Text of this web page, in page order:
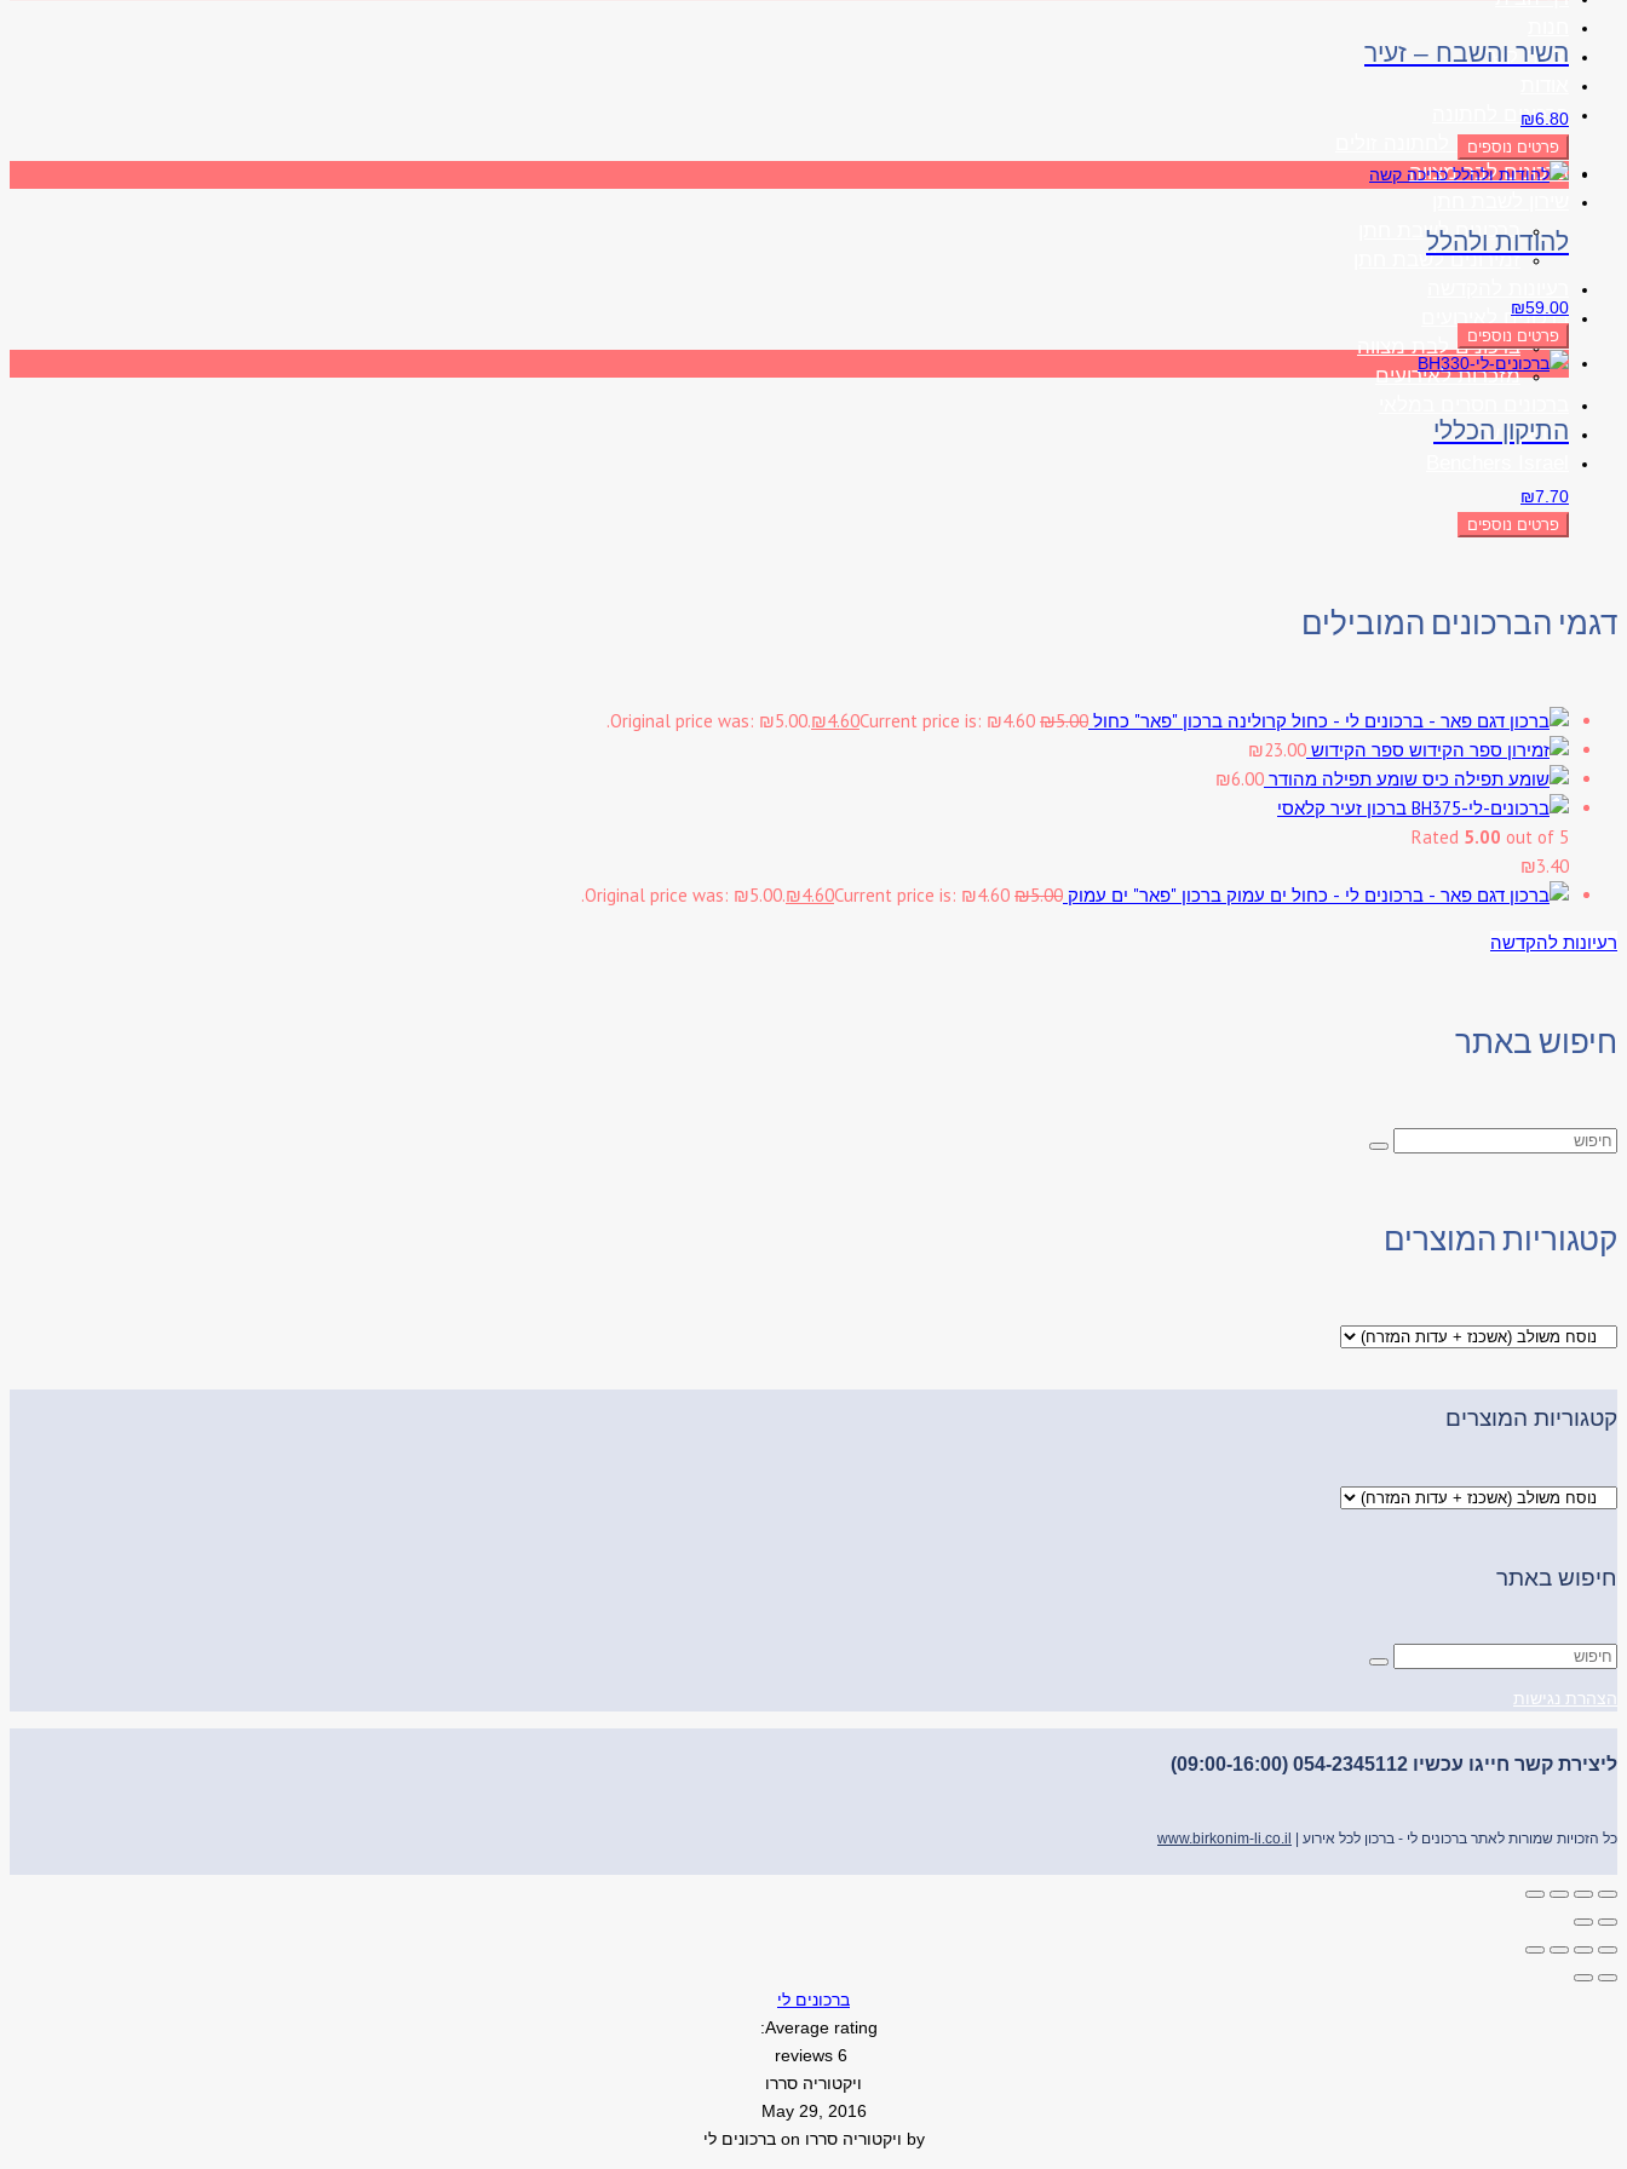
יצירת קשר
ברכונים לחתונה
ברכונים לחתונה זולים
ברכונים לבר מצווה
ברכונים לשבת חתן
זמירונים לשבת חתן
ברכונים לאירועים
ברכונים לבת מצווה
מזכרות לאירועים
החשבון שלי
השיר והשבח – זעיר
₪6.80
פרטים נוספים
להודות ולהלל
₪59.00
פרטים נוספים
התיקון הכללי
₪7.70
פרטים נוספים
דגמי הברכונים המובילים
ברכון "פאר" כחול ₪5.00
Original price was: ₪5.00.₪4.60Current price is: ₪4.60.
ספר הקידוש
₪23.00
שומע תפילה מהודר
₪6.00
ברכון זעיר קלאסי
Rated 5.00 out of 5
₪3.40
ברכון "פאר" ים עמוק
₪5.00
Original price was: ₪5.00.₪4.60Current price is: ₪4.60.
רעיונות להקדשה
חיפוש באתר
קטגוריות המוצרים
קטגוריות המוצרים
חיפוש באתר
הצהרת נגישות
ליצירת קשר חייגו עכשיו 054-2345112 (09:00-16:00)
כל הזכויות שמורות לאתר ברכונים לי - ברכון לכל אירוע | www.birkonim-li.co.il
ברכונים לי
Average rating:
6 reviews
ויקטוריה סררו
May 29, 2016
by ויקטוריה סררו ברכונים לי